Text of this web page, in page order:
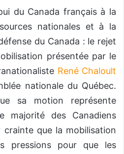
du Canada français à la
nationales et à la
du Canada : le rejet
présentée par le
René Chaloult
nationale du Québec.
sa motion représente
majorité des Canadiens
que la mobilisation
pressions pour que les